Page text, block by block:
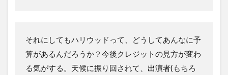
それにしてもハリウッドって、どうしてあんなに予
算があるんだろうか？今後クレジットの見方が変わ
る気がする。天候に振り回されて、出演者(もちろ